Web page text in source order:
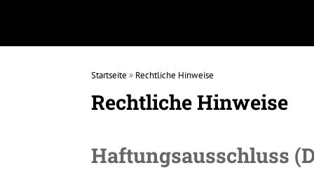
Startseite » Rechtliche Hinweise
Rechtliche Hinweise
Haftungsausschluss